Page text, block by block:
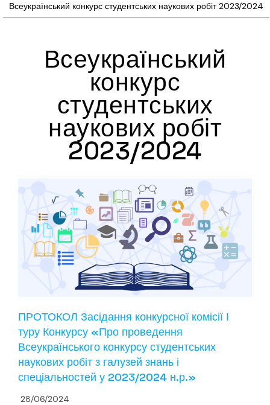
Всеукраїнський конкурс студентських наукових робіт 2023/2024
Всеукраїнський
конкурс
студентських
наукових робіт
2023/2024
ПРОТОКОЛ Засідання конкурсної комісії І
туру Конкурсу «Про проведення
Всеукраїнського конкурсу студентських
наукових робіт з галузей знань і
спеціальностей у 2023/2024 н.р.»
28/06/2024